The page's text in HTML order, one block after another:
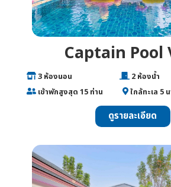
Captain Pool
3 ห้องนอน ________________
2 ห้องน้ำ
เข้าพักสูงสุด 15 ท่าน ______ ใกล้ทะเล 5
ดูรายละเอียด